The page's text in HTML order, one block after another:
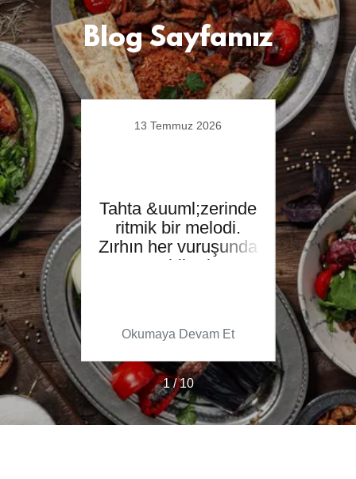
Blog Sayfamız
bir
Et
13 Temmuz 2026
Tahta &uuml;zerinde
ritmik bir melodi.
Zırhın her vuruşunda
taze biberin,
Okumaya Devam Et
bir
1 / 10